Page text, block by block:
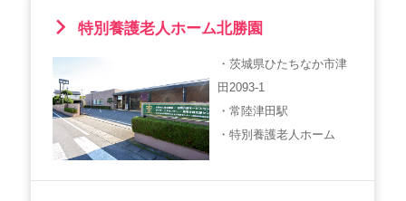
特別養護老人ホーム北勝園
・茨城県ひたちなか市津
田2093-1
・常陸津田駅
・特別養護老人ホーム